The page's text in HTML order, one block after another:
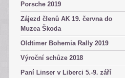
Porsche 2019
Zájezd členů AK 19. června do
Muzea Škoda
Oldtimer Bohemia Rally 2019
Výroční schůze 2018
Paní Linser v Liberci 5.-9. září